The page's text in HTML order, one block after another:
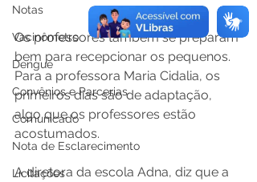
Notas
Vacinômetro
Dengue
Convênios e Parcerias
Comunicado
Nota de Esclarecimento
Licitações
Os professores também se preparam
bem para recepcionar os pequenos.
Para a professora Maria Cidalia, os
primeiros dias são de adaptação,
algo que os professores estão
acostumados.
A diretora da escola Adna, diz que a